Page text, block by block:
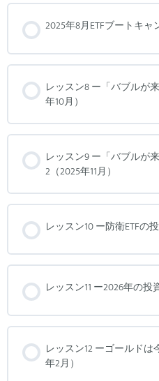
2025年8月ETFブートキャ
レッスン8 ー「バブルが
年10月）
レッスン9 ー「バブルが
2（2025年11月）
レッスン10 ー防衛ETFの
レッスン11 ー2026年の投
レッスン12 ーゴールド
年2月）